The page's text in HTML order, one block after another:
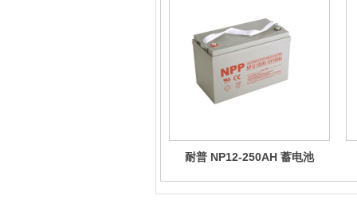
耐普 NP12-250AH 蓄电池